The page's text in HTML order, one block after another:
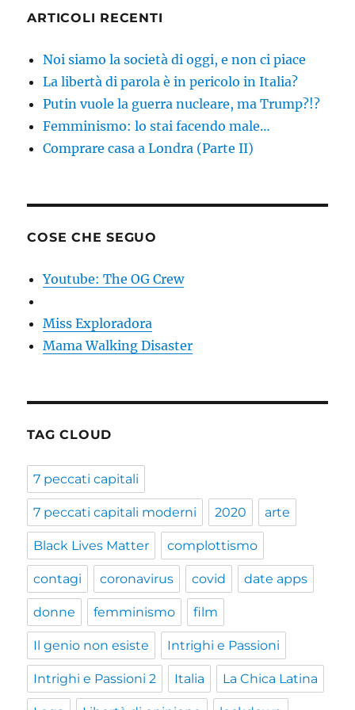
ARTICOLI RECENTI
Noi siamo la società di oggi, e non ci piace
La libertà di parola è in pericolo in Italia?
Putin vuole la guerra nucleare, ma Trump?!?
Femminismo: lo stai facendo male…
Comprare casa a Londra (Parte II)
COSE CHE SEGUO
Youtube: The OG Crew
Miss Exploradora
Mama Walking Disaster
TAG CLOUD
7 peccati capitali
7 peccati capitali moderni 2020 arte
Black Lives Matter complottismo
contagi coronavirus covid date apps
donne femminismo film
Il genio non esiste Intrighi e Passioni
Intrighi e Passioni 2 Italia La Chica Latina